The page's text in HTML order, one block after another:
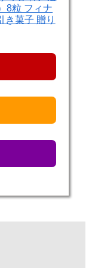
8粒 フィナ
き菓子 贈り